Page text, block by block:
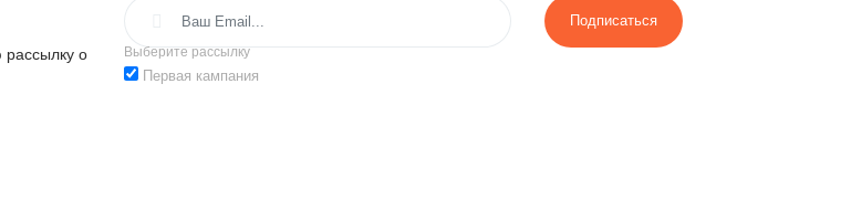
рассылку о
Подписаться
Выберите рассылку
Первая кампания